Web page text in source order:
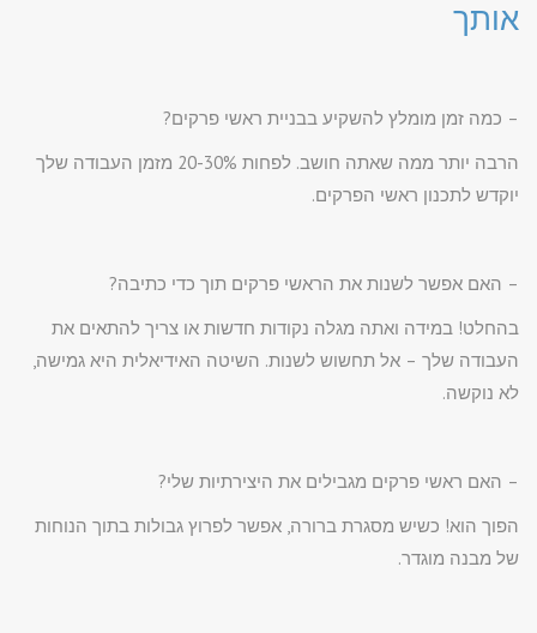
אותך
– כמה זמן מומלץ להשקיע בבניית ראשי פרקים?
הרבה יותר ממה שאתה חושב. לפחות 20-30% מזמן העבודה שלך
יוקדש לתכנון ראשי הפרקים.
– האם אפשר לשנות את הראשי פרקים תוך כדי כתיבה?
בהחלט! במידה ואתה מגלה נקודות חדשות או צריך להתאים את
העבודה שלך – אל תחשוש לשנות. השיטה האידיאלית היא גמישה,
לא נוקשה.
– האם ראשי פרקים מגבילים את היצירתיות שלי?
הפוך הוא! כשיש מסגרת ברורה, אפשר לפרוץ גבולות בתוך הנוחות
של מבנה מוגדר.